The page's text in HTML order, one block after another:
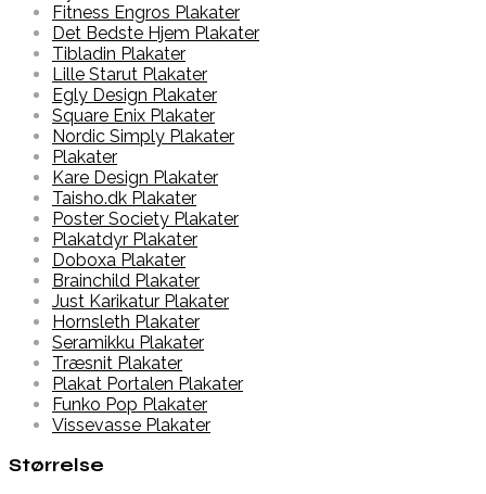
Fitness Engros Plakater
Det Bedste Hjem Plakater
Tibladin Plakater
Lille Starut Plakater
Egly Design Plakater
Square Enix Plakater
Nordic Simply Plakater
Plakater
Kare Design Plakater
Taisho.dk Plakater
Poster Society Plakater
Plakatdyr Plakater
Doboxa Plakater
Brainchild Plakater
Just Karikatur Plakater
Hornsleth Plakater
Seramikku Plakater
Træsnit Plakater
Plakat Portalen Plakater
Funko Pop Plakater
Vissevasse Plakater
Størrelse